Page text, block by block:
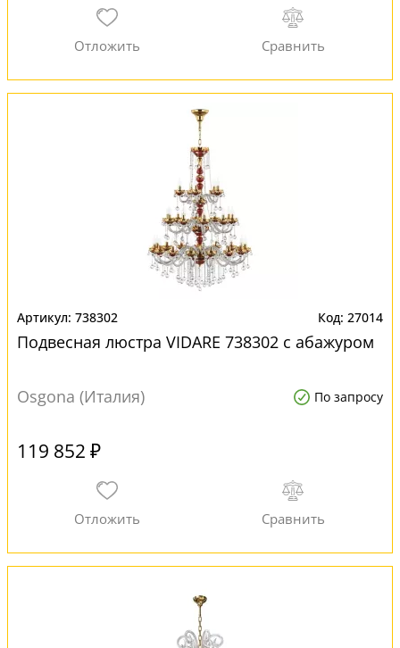
738302 27014
Подвесная люстра VIDARE 738302 с абажуром
Osgona (Италия) По запросу
119 852 ₽